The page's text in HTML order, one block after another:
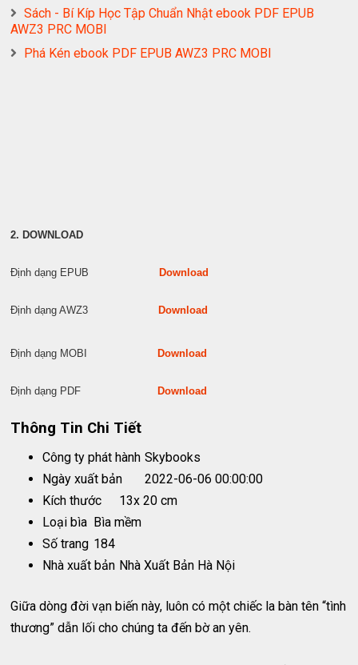
Sách - Bí Kíp Học Tập Chuẩn Nhật ebook PDF EPUB
AWZ3 PRC MOBI
Phá Kén ebook PDF EPUB AWZ3 PRC MOBI
2. DOWNLOAD
Định dạng EPUB Download
Định dạng AWZ3 Download
Định dạng MOBI Download
Định dạng PDF Download
Thông Tin Chi Tiết
Công ty phát hành Skybooks
Ngày xuất bản
2022-06-06 00:00:00
Kích thước
13x 20 cm
Loại bìa Bìa mềm
Số trang 184
Nhà xuất bản Nhà Xuất Bản Hà Nội
Giữa dòng đời vạn biến này, luôn có một chiếc la bàn tên “tình
thương” dẫn lối cho chúng ta đến bờ an yên.